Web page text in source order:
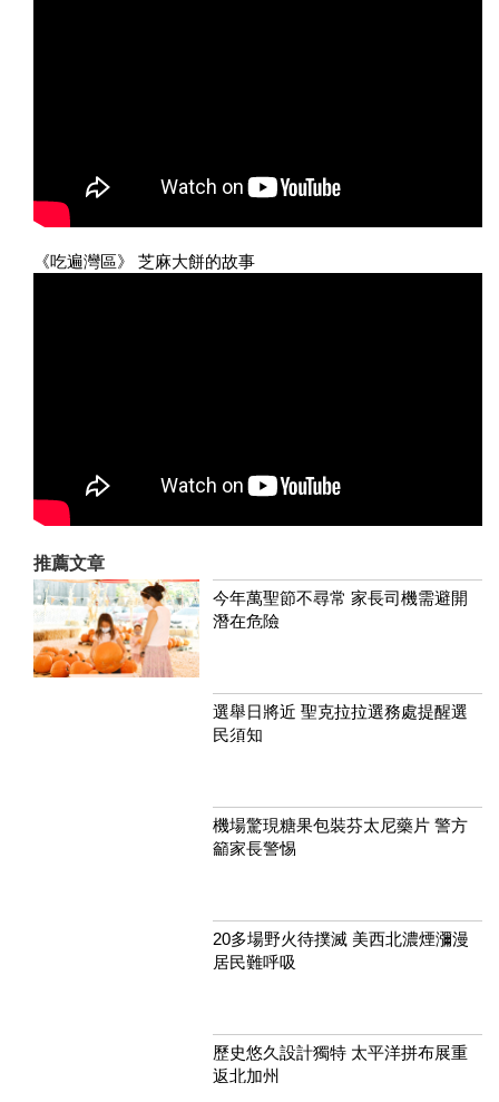
《吃遍灣區》 芝麻大餅的故事
推薦文章
今年萬聖節不尋常 家長司機需避開
潛在危險
選舉日將近 聖克拉拉選務處提醒選
民須知
機場驚現糖果包裝芬太尼藥片 警方
籲家長警惕
20多場野火待撲滅 美西北濃煙瀰漫
居民難呼吸
歷史悠久設計獨特 太平洋拼布展重
返北加州